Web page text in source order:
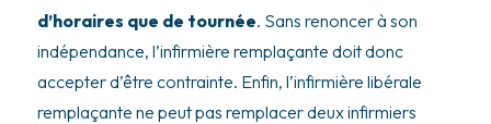
d’horaires que de tournée. Sans renoncer à son
indépendance, l’infirmière remplaçante doit donc
accepter d’être contrainte. Enfin, l’infirmière libérale
remplaçante ne peut pas remplacer deux infirmiers